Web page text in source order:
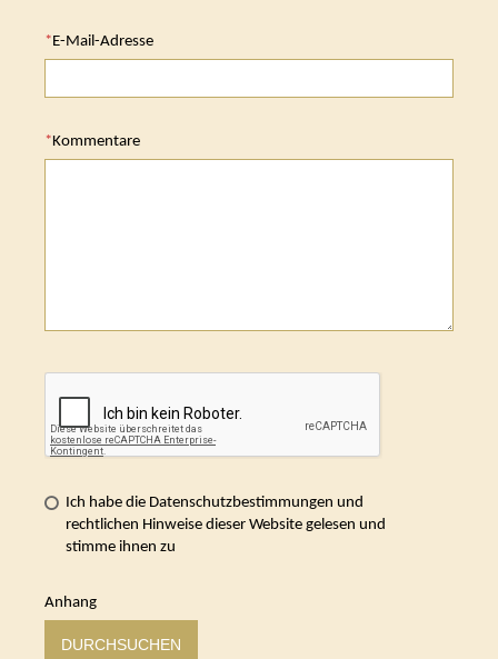
*E-Mail-Adresse
*Kommentare
Ich habe die Datenschutzbestimmungen und
rechtlichen Hinweise dieser Website gelesen und
stimme ihnen zu
Anhang
DURCHSUCHEN